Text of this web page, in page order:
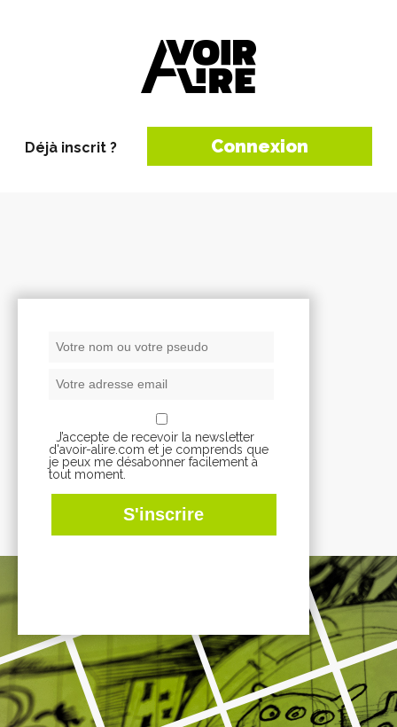
Déjà inscrit ? Connexion
J’accepte de recevoir la newsletter
d'avoir-alire.com et je comprends que
je peux me désabonner facilement à
tout moment.